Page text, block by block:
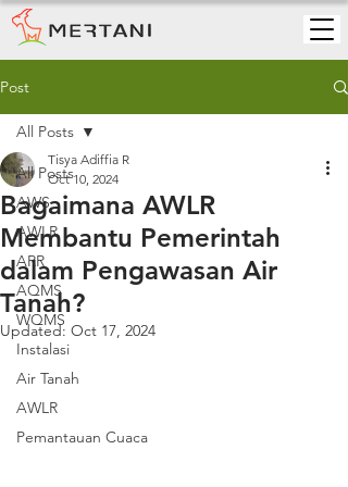
Post
All Posts
AWS
AWLR
ARR
AQMS
WQMS
Instalasi
Air Tanah
AWLR
Pemantauan Cuaca
All Posts
Bagaimana AWLR
Membantu Pemerintah
dalam Pengawasan Air
Tanah?
Tisya Adiffia R
Oct 10, 2024
Updated: Oct 17, 2024